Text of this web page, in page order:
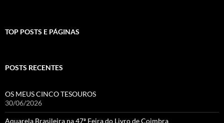
TOP POSTS E PÁGINAS
POSTS RECENTES
OS MEUS CINCO TESOUROS
30/06/2026
Aquarela Brasileira na 47ª Feira do Livro de Coimbra